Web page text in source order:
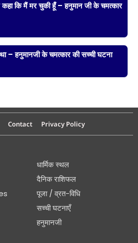
कि मैं मर चुकी हूँ – हनुमान जी के चमत्कार
– हनुमानजी के चमत्कार की सच्ची घटना
Contact Privacy Policy
धार्मिक स्थल
दैनिक राशिफल
पूजा / व्रत-विधि
सच्ची घटनाएँ
हनुमानजी